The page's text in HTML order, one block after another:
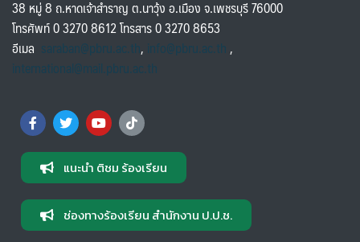
38 หมู่ 8 ถ.หาดเจ้าสำราญ ต.นาวุ้ง อ.เมือง จ.เพชรบุรี 76000
โทรศัพท์ 0 3270 8612 โทรสาร 0 3270 8653
อีเมล saraban@pbru.ac.th, info@pbru.ac.th,
international@mail.pbru.ac.th
แนะนำ ติชม ร้องเรียน
ช่องทางร้องเรียน สำนักงาน ป.ป.ช.